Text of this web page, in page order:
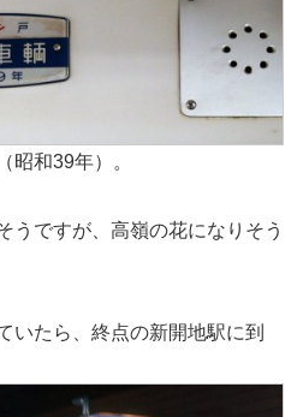
昭和39年）。
うですが、高嶺の花になりそう
いたら、終点の新開地駅に到